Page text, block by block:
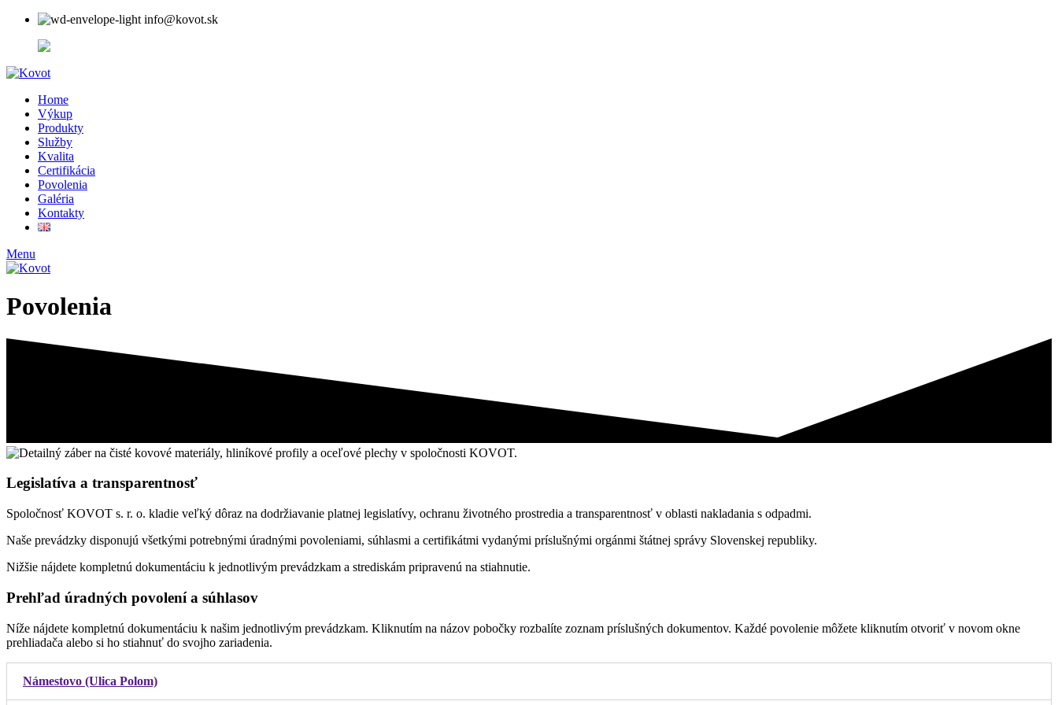
info@kovot.sk
Home
Výkup
Produkty
Služby
Kvalita
Certifikácia
Povolenia
Galéria
Kontakty
Menu
Povolenia
Legislatíva a transparentnosť
Spoločnosť KOVOT s. r. o. kladie veľký dôraz na dodržiavanie platnej legislatívy, ochranu životného prostredia a transparentnosť v oblasti nakladania s odpadmi.
Naše prevádzky disponujú všetkými potrebnými úradnými povoleniami, súhlasmi a certifikátmi vydanými príslušnými orgánmi štátnej správy Slovenskej republiky.
Nižšie nájdete kompletnú dokumentáciu k jednotlivým prevádzkam a strediskám pripravenú na stiahnutie.
Prehľad úradných povolení a súhlasov
Níže nájdete kompletnú dokumentáciu k našim jednotlivým prevádzkam. Kliknutím na názov pobočky rozbalíte zoznam príslušných dokumentov. Každé povolenie môžete kliknutím otvoriť v novom okne
prehliadača alebo si ho stiahnuť do svojho zariadenia.
Námestovo (Ulica Polom)